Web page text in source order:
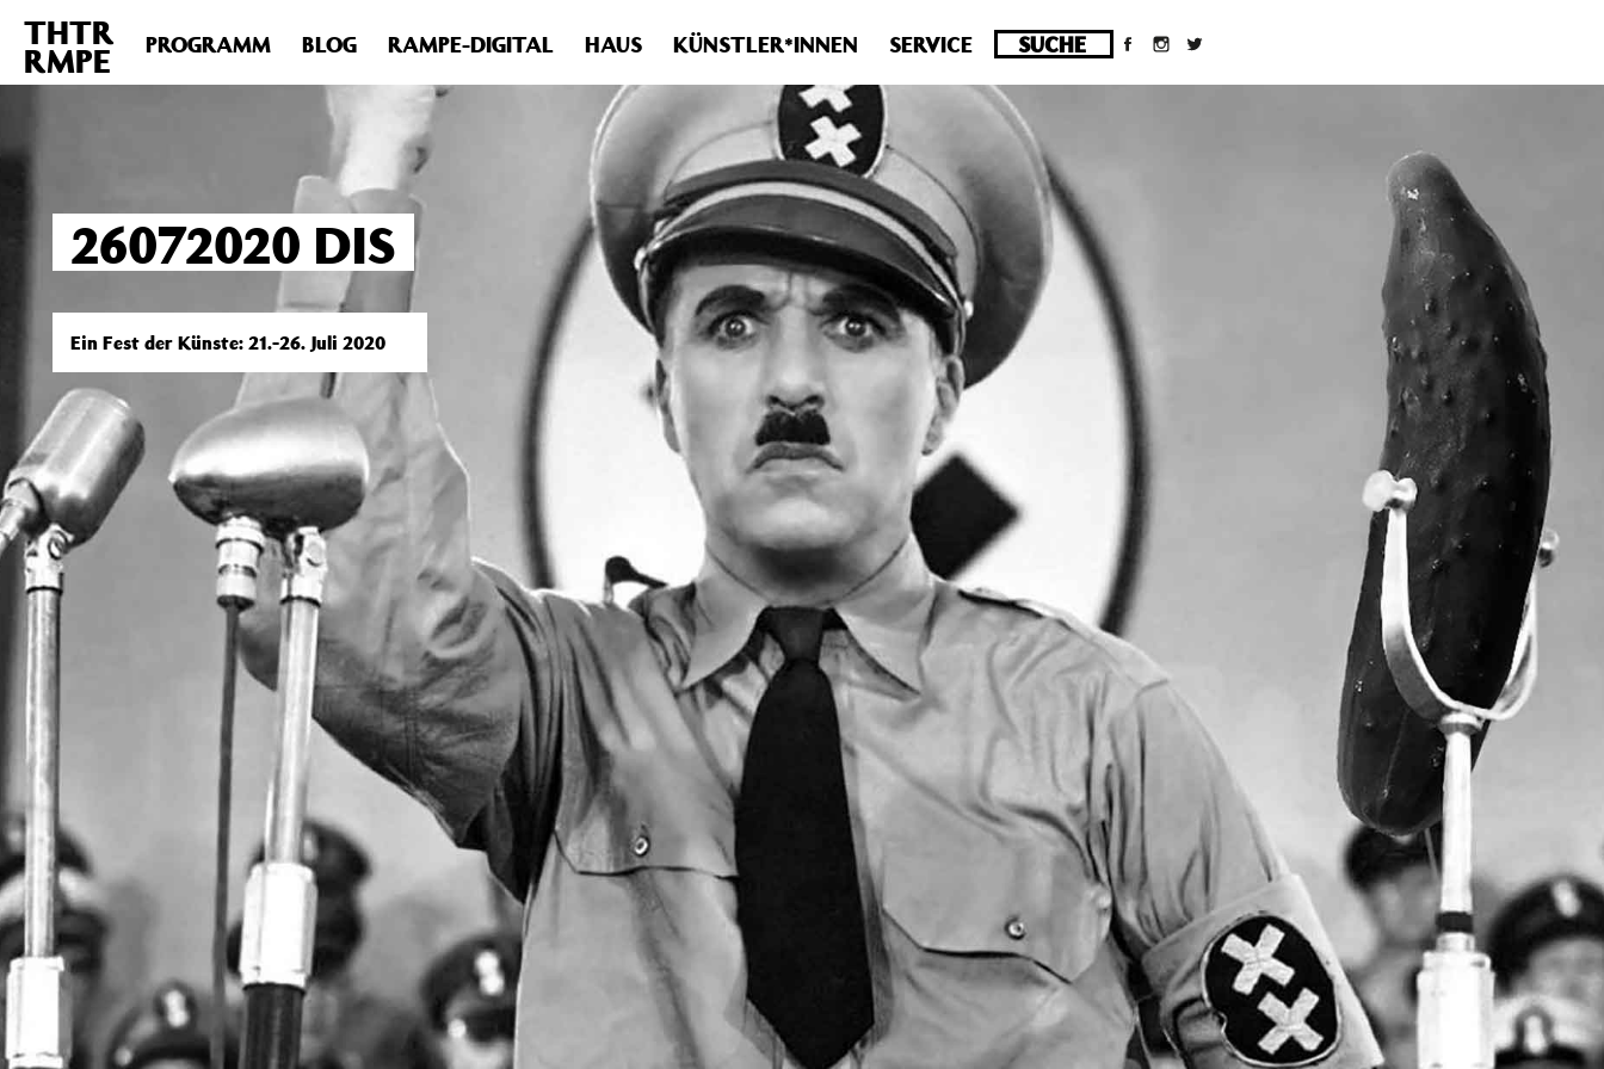
Deprecated : Die Funktion post_permalink ist seit Version 4.4.0 veraltet! Verwende stattdessen get_permalink(). in /homepages/10/d43051023/htdocs/wordpress/wp-
includes/functions.phpon line6031
THTR
RMPE PROGRAMM BLOG RAMPE-DIGITAL HAUS KÜNSTLER*INNEN SERVICE
26072020 DIS
Ein Fest der Künste: 21.-26. Juli 2020